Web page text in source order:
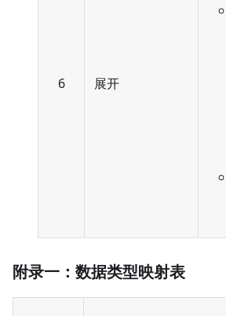
6 展开
附录一：数据类型映射表